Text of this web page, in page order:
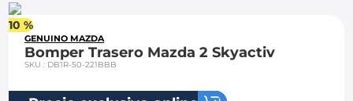
10 %
GENUINO MAZDA
Bomper Trasero Mazda 2 Skyactiv
SKU: DB1R-50-221BBB
2
3.
spark gt
ford fiesta
5.
optra